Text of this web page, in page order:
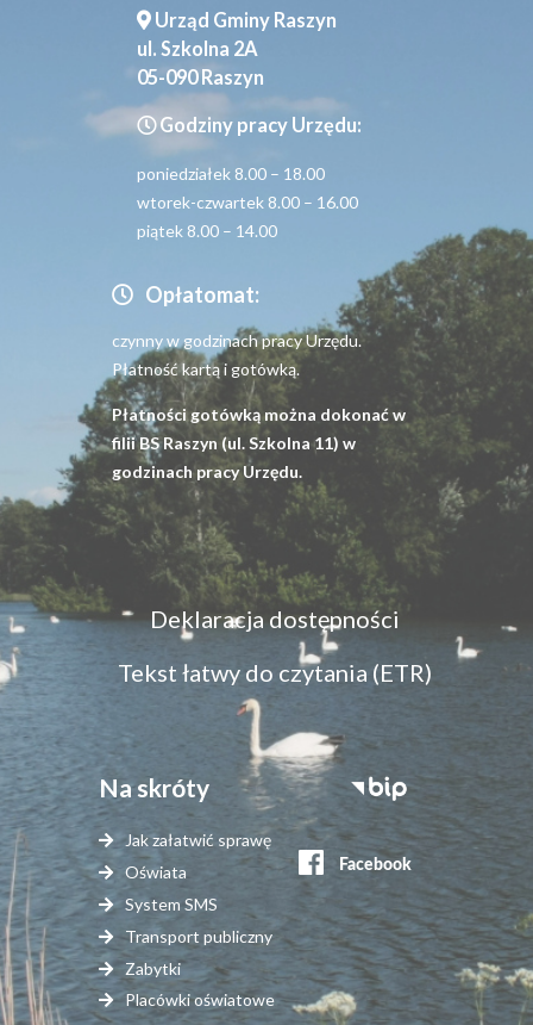
Urząd Gminy Raszyn
ul. Szkolna 2A
05-090 Raszyn
Godziny pracy Urzędu:
poniedziałek 8.00 – 18.00
wtorek-czwartek 8.00 – 16.00
piątek 8.00 – 14.00
Opłatomat:
czynny w godzinach pracy Urzędu.
Płatność kartą i gotówką.
Płatności gotówką można dokonać w
filii BS Raszyn (ul. Szkolna 11) w
godzinach pracy Urzędu.
Menu
dostępność
Deklaracja dostępności
Tekst łatwy do czytania (ETR)
Na skróty
Jak załatwić sprawę
Oświata
System SMS
Transport publiczny
Zabytki
Placówki oświatowe
Stopka
serwisy
zewnętrzne